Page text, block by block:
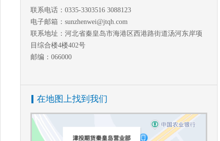
联系电话：0335-3303516 3088123
电子邮箱：sunzhenwei@jtqh.com
联系地址：河北省秦皇岛市海港区西港路街道汤河东岸项
目综合楼4楼402号
邮编：066000
在地图上找到我们